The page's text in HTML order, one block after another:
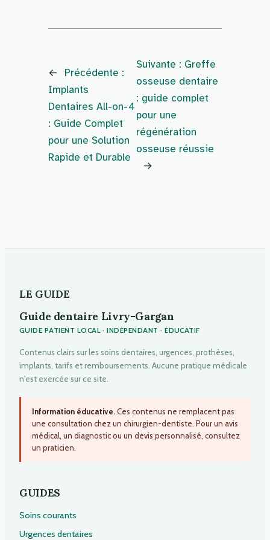
←
Précédente :
Implants
Dentaires All-on-4
: Guide Complet
pour une Solution
Rapide et Durable
Suivante : Greffe
osseuse dentaire
: guide complet
pour une
régénération
osseuse réussie
→
LE GUIDE
Guide dentaire Livry-Gargan
GUIDE PATIENT LOCAL · INDÉPENDANT · ÉDUCATIF
Contenus clairs sur les soins dentaires, urgences, prothèses,
implants, tarifs et remboursements. Aucune pratique médicale
n'est exercée sur ce site.
Information éducative.Ces contenus ne remplacent pas
une consultation chez un chirurgien-dentiste. Pour un avis
médical, un diagnostic ou un devis personnalisé, consultez
un praticien.
GUIDES
Soins courants
Urgences dentaires